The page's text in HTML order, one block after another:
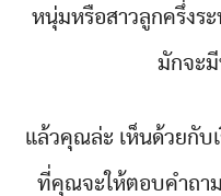
หนุ่มหรือสาวลูกครึ่งร
มักจะมี
แล้วคุณล่ะ เห็นด้วยกับ
ที่คุณจะให้ตอบคำถา